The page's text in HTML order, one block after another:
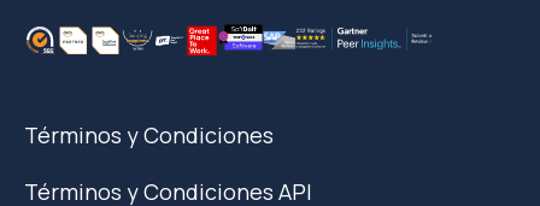
Términos y Condiciones
Términos y Condiciones API